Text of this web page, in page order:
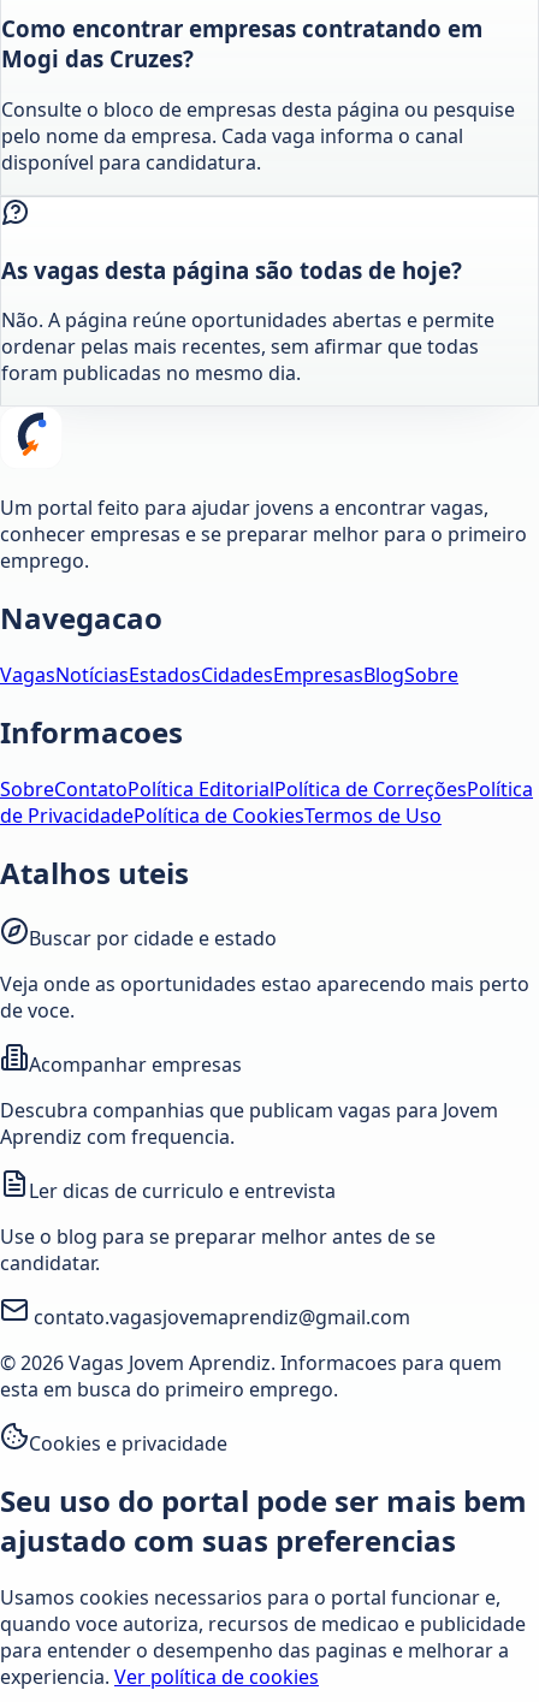
Como encontrar empresas contratando em
Mogi das Cruzes?
Consulte o bloco de empresas desta página ou pesquise
pelo nome da empresa. Cada vaga informa o canal
disponível para candidatura.
As vagas desta página são todas de hoje?
Não. A página reúne oportunidades abertas e permite
ordenar pelas mais recentes, sem afirmar que todas
foram publicadas no mesmo dia.
Um portal feito para ajudar jovens a encontrar vagas,
conhecer empresas e se preparar melhor para o primeiro
emprego.
Navegacao
VagasNotíciasEstadosCidadesEmpresasBlogSobre
Informacoes
SobreContatoPolítica EditorialPolítica de CorreçõesPolítica
de PrivacidadePolítica de CookiesTermos de Uso
Atalhos uteis
Buscar por cidade e estado
Veja onde as oportunidades estao aparecendo mais perto
de voce.
Acompanhar empresas
Descubra companhias que publicam vagas para Jovem
Aprendiz com frequencia.
Ler dicas de curriculo e entrevista
Use o blog para se preparar melhor antes de se
candidatar.
contato.vagasjovemaprendiz@gmail.com
© 2026 Vagas Jovem Aprendiz. Informacoes para quem
esta em busca do primeiro emprego.
Cookies e privacidade
Seu uso do portal pode ser mais bem
ajustado com suas preferencias
Usamos cookies necessarios para o portal funcionar e,
quando voce autoriza, recursos de medicao e publicidade
para entender o desempenho das paginas e melhorar a
experiencia. Ver política de cookies